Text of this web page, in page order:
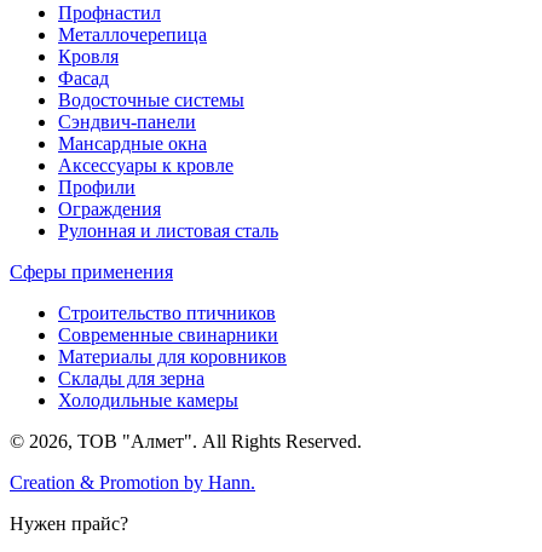
Профнастил
Металлочерепица
Кровля
Фасад
Водосточные системы
Сэндвич-панели
Мансардные окна
Аксессуары к кровле
Профили
Ограждения
Рулонная и листовая сталь
Сферы применения
Строительство птичников
Современные свинарники
Материалы для коровников
Склады для зерна
Холодильные камеры
© 2026, ТОВ "Алмет". All Rights Reserved.
Creation & Promotion by Hann.
Нужен прайс?